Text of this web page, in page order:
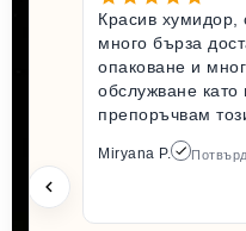
Красив хумидор,
много бърза
опаковане и
обслужване
препоръчвам
Miryana P.